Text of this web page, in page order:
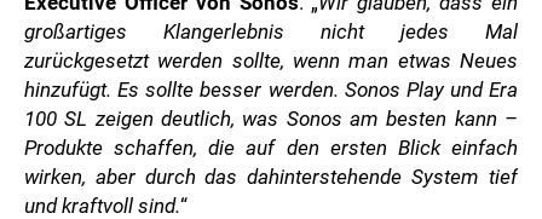
großartiges Klangerlebnis nicht jedes Mal
zurückgesetzt werden sollte, wenn man etwas Neues
hinzufügt. Es sollte besser werden. Sonos Play und Era
100 SL zeigen deutlich, was Sonos am besten kann –
Produkte schaffen, die auf den ersten Blick einfach
wirken, aber durch das dahinterstehende System tief
und kraftvoll sind.“